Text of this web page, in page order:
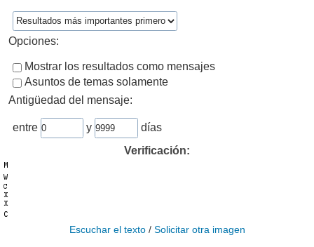
Opciones:
Mostrar los resultados como mensajes
Asuntos de temas solamente
Antigüedad del mensaje:
entre y
días
Verificación:
Escuchar el texto/ Solicitar otra imagen